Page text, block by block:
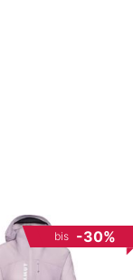
bis -30%